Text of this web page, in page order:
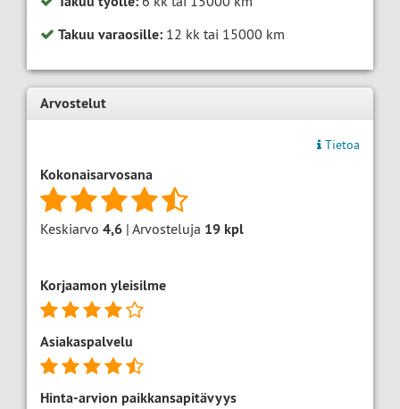
Takuu varaosille: 12 kk tai 15000 km
Arvostelut
Tietoa
Kokonaisarvosana
Keskiarvo 4,6 | Arvosteluja 19 kpl
Korjaamon yleisilme
Asiakaspalvelu
Hinta-arvion paikkansapitävyys